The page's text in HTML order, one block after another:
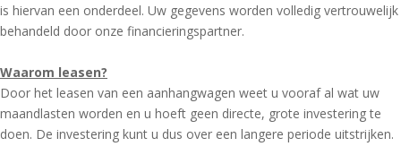
is hiervan een onderdeel. Uw gegevens worden volledig vertrouwelijk
behandeld door onze financieringspartner.
Waarom leasen?
Door het leasen van een aanhangwagen weet u vooraf al wat uw
maandlasten worden en u hoeft geen directe, grote investering te
doen. De investering kunt u dus over een langere periode uitstrijken.